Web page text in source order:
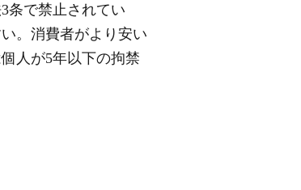
条で禁止されてい
。消費者がより安い
人が5年以下の拘禁